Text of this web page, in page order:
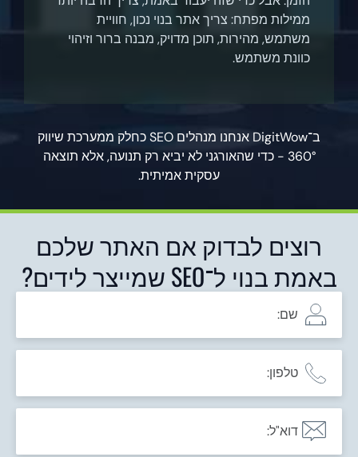
ממילות מפתח: צריך אתר בנוי נכון, חוויית
משתמש, מהירות, תוכן מדויק, מבנה ברור וזיהוי
כוונת משתמש.
ב־DigitWow אנחנו מנהלים SEO כחלק ממערכת שיווק
360° - כדי שהאורגני לא יביא רק תנועה, אלא תוצאה
עסקית אמיתית.
רוצים לבדוק אם האתר שלכם
באמת בנוי ל־SEO שמייצר לידים?